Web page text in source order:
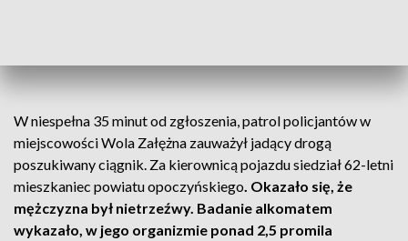
W niespełna 35 minut od zgłoszenia, patrol policjantów w
miejscowości Wola Załężna zauważył jadący drogą
poszukiwany ciągnik. Za kierownicą pojazdu siedział 62-letni
mieszkaniec powiatu opoczyńskiego. Okazało się, że
mężczyzna był nietrzeźwy. Badanie alkomatem
wykazało, w jego organizmie ponad 2,5 promila